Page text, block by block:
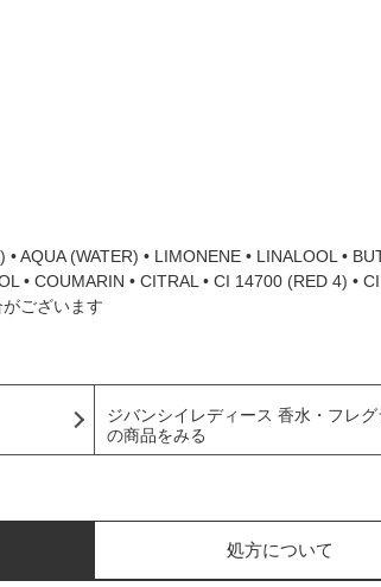
AQUA (WATER) • LIMONENE • LINALOOL •
• COUMARIN • CITRAL • CI 14700 (RED 4) •
ございます
ジバンシイレディース 香水・フレグ
の商品をみる
処方について